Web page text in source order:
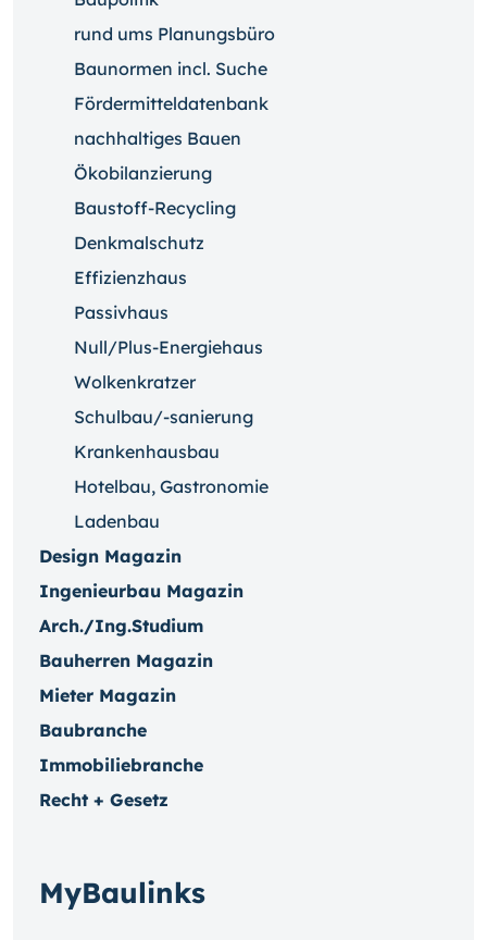
rund ums Planungsbüro
Baunormen incl. Suche
Fördermitteldatenbank
nachhaltiges Bauen
Ökobilanzierung
Baustoff-Recycling
Denkmalschutz
Effizienzhaus
Passivhaus
Null/Plus-Energiehaus
Wolkenkratzer
Schulbau/-sanierung
Krankenhausbau
Hotelbau, Gastronomie
Ladenbau
Design Magazin
Ingenieurbau Magazin
Arch./Ing.Studium
Bauherren Magazin
Mieter Magazin
Baubranche
Immobiliebranche
Recht + Gesetz
MyBaulinks